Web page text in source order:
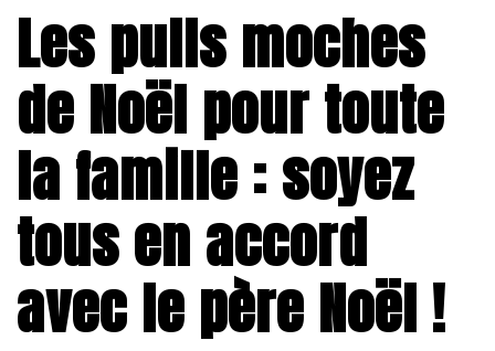
Les pulls moches
de Noël pour toute
la famille : soyez
tous en accord
avec le père Noël !